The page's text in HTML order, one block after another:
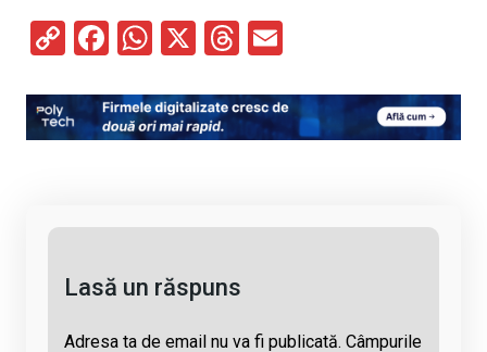
C
py
Li
F
ce
b
W
at
s
X
T
e
a
ail
Lasă un răspuns
Adresa ta de email nu va fi publicată. Câmpurile